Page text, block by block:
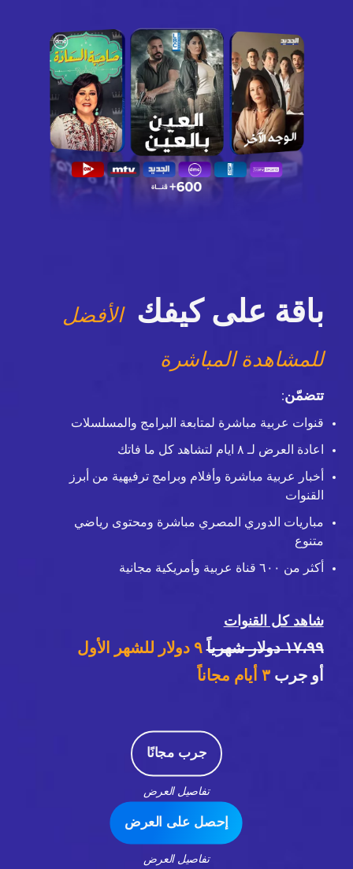
باقة على كيفك الأفضل
للمشاهدة المباشرة
تتضمّن:
قنوات عربية مباشرة لمتابعة البرامج والمسلسلات
اعادة العرض لـ ٨ ايام لتشاهد كل ما فاتك
أخبار عربية مباشرة وأفلام وبرامج ترفيهية من أبرز
القنوات
مباريات الدوري المصري مباشرة ومحتوى رياضي
متنوع
أكثر من ٦٠٠ قناة عربية وأمريكية مجانية
شاهد كل القنوات
١٧،٩٩ دولار شهرياً
٩ دولار للشهر الأول
أو جرب٣ أيام مجاناً
جرب مجانًا
تفاصيل العرض
إحصل على العرض
تفاصيل العرض